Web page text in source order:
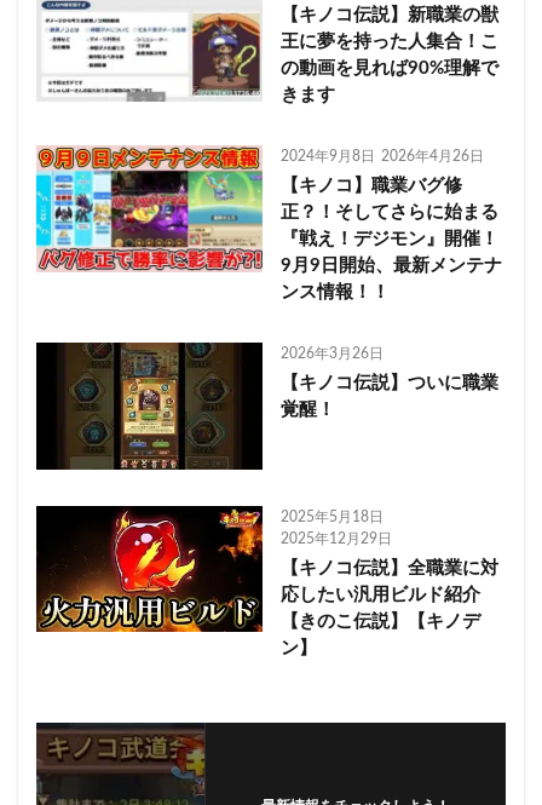
【キノコ伝説】新職業の獣
王に夢を持った人集合！こ
の動画を見れば90%理解で
きます
2024年9月8日 2026年4月26日
【キノコ】職業バグ修
正？！そしてさらに始まる
『戦え！デジモン』開催！
9月9日開始、最新メンテナ
ンス情報！！
2026年3月26日
【キノコ伝説】ついに職業
覚醒！
2025年5月18日
2025年12月29日
【キノコ伝説】全職業に対
応したい汎用ビルド紹介
【きのこ伝説】【キノデ
ン】